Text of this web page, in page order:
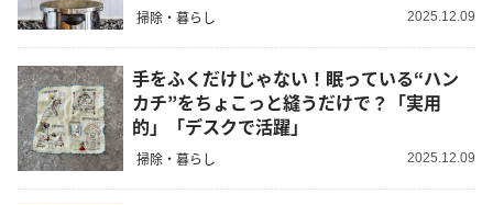
掃除・暮らし 2025.12.09
手をふくだけじゃない！眠っている“ハン
カチ”をちょこっと縫うだけで？「実用
的」「デスクで活躍」
掃除・暮らし 2025.12.09